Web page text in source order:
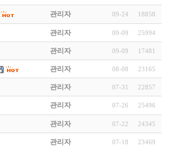
관리자 09-24 18858
관리자 09-09 25994
관리자 09-09 17481
관리자 08-08 23165
관리자 07-31 22857
관리자 07-26 25496
관리자 07-22 24345
관리자 07-18 23469